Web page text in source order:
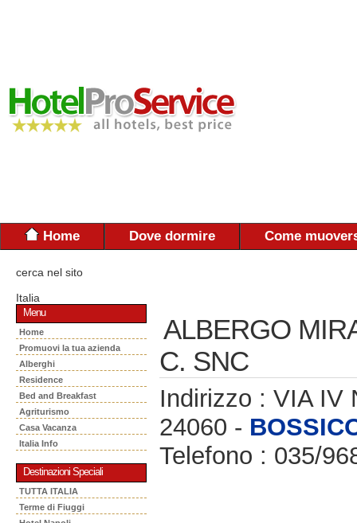
Home Dove dormire Come
cerca nel sito
Italia
Menu
Home
Promuovi la tua azienda
Alberghi
Residence
Bed and Breakfast
Agriturismo
Casa Vacanza
Italia Info
Destinazioni Speciali
TUTTA ITALIA
Terme di Fiuggi
ALBERGO
C. SNC
Indirizzo : VIA IV
24060 -
Telefono : 035/